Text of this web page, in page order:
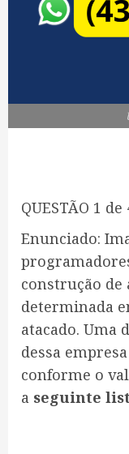
QUESTÃO 1
Enunciado:
construção de
determinada
atacado. Uma
dessa
conforme o
a seguinte